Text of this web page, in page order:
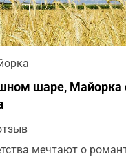
шаре, Майорка
мечтают о